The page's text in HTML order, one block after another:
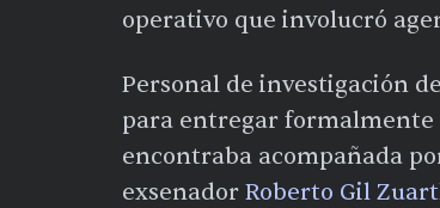
operativo que involucró
Personal de investigación
para entregar formalmente
encontraba acompañada
exsenador Roberto Gil